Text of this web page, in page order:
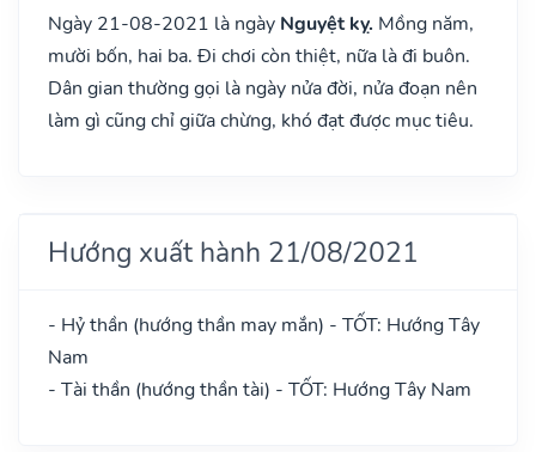
Ngày 21-08-2021 là ngày Nguyệt kỵ. Mồng năm,
mười bốn, hai ba. Đi chơi còn thiệt, nữa là đi buôn.
Dân gian thường gọi là ngày nửa đời, nửa đoạn nên
làm gì cũng chỉ giữa chừng, khó đạt được mục tiêu.
Hướng xuất hành 21/08/2021
- Hỷ thần (hướng thần may mắn) - TỐT: Hướng Tây
Nam
- Tài thần (hướng thần tài) - TỐT: Hướng Tây Nam